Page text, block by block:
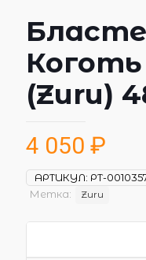
(Zuru)
4 050 ₽
АРТИКУЛ: РТ-
Метка:
Zuru